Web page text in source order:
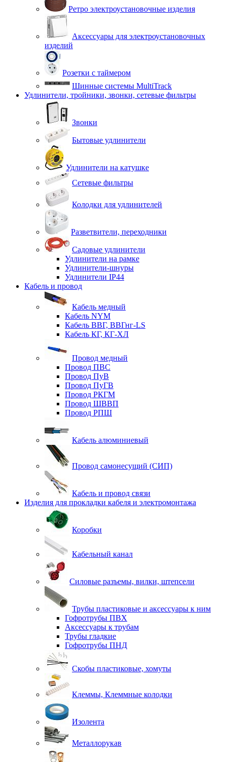
Ретро электроустановочные изделия
Аксессуары для электроустановочных
изделий
Розетки с таймером
Шинные системы MultiTrack
Удлинители, тройники, звонки, сетевые фильтры
Звонки
Бытовые удлинители
Удлинители на катушке
Сетевые фильтры
Колодки для удлинителей
Разветвители, переходники
Садовые удлинители
Удлинители на рамке
Удлинители-шнуры
Удлинители IP44
Кабель и провод
Кабель медный
Кабель NYM
Кабель ВВГ, ВВГнг-LS
Кабель КГ, КГ-ХЛ
Провод медный
Провод ПВС
Провод ПуВ
Провод ПуГВ
Провод РКГМ
Провод ШВВП
Провод РПШ
Кабель алюминиевый
Провод самонесущий (СИП)
Кабель и провод связи
Изделия для прокладки кабеля и электромонтажа
Коробки
Кабельный канал
Силовые разъемы, вилки, штепсели
Трубы пластиковые и аксессуары к ним
Гофротрубы ПВХ
Аксессуары к трубам
Трубы гладкие
Гофротрубы ПНД
Скобы пластиковые, хомуты
Клеммы, Клеммные колодки
Изолента
Металлорукав